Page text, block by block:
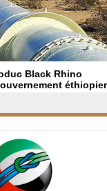
Black Rhino